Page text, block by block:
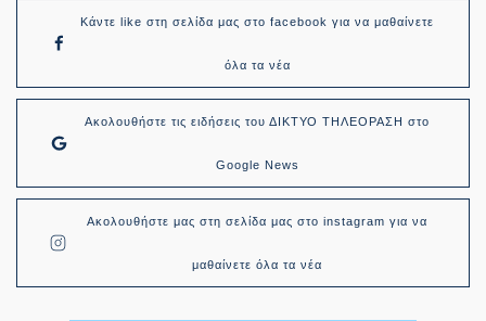
Κάντε like στη σελίδα μας στο facebook για να μαθαίνετε
όλα τα νέα
Ακολουθήστε τις ειδήσεις του ΔΙΚΤΥΟ ΤΗΛΕΟΡΑΣΗ στο
Google News
Ακολουθήστε μας στη σελίδα μας στο instagram για να
μαθαίνετε όλα τα νέα